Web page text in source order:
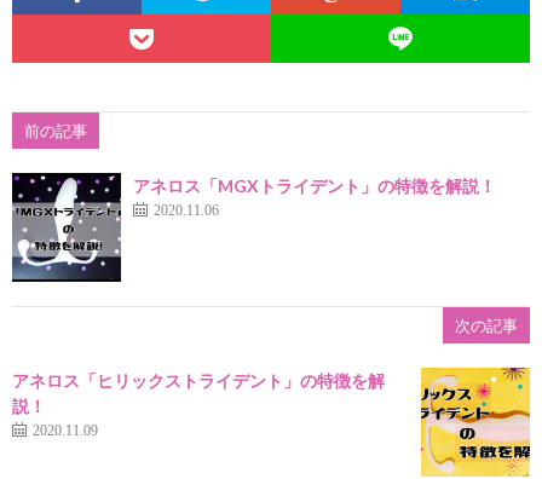
前の記事
アネロス「MGXトライデント」の特徴を解説！
2020.11.06
次の記事
アネロス「ヒリックストライデント」の特徴を解
説！
2020.11.09